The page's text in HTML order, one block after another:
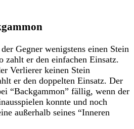
Gegner wenigstens einen Stein
zahlt er den einfachen Einsatz.
Verlierer keinen Stein
er den doppelten Einsatz. Der
“Backgammon” fällig, wenn der
konnte und noch
außerhalb seines “Inneren